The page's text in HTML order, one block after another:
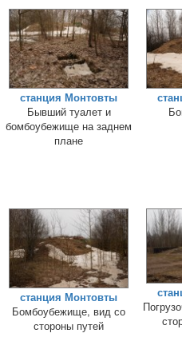
станция Монтовты
Бывший туалет и
бомбоубежище на заднем
плане
станция Монтовты
Бомбоубежище, вид со
стороны путей